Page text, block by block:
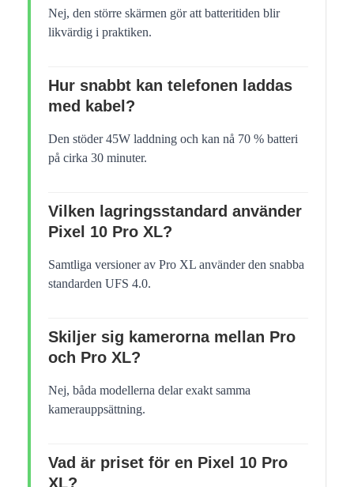
Nej, den större skärmen gör att batteritiden blir
likvärdig i praktiken.
Hur snabbt kan telefonen laddas
med kabel?
Den stöder 45W laddning och kan nå 70 % batteri
på cirka 30 minuter.
Vilken lagringsstandard använder
Pixel 10 Pro XL?
Samtliga versioner av Pro XL använder den snabba
standarden UFS 4.0.
Skiljer sig kamerorna mellan Pro
och Pro XL?
Nej, båda modellerna delar exakt samma
kamerauppsättning.
Vad är priset för en Pixel 10 Pro
XL?